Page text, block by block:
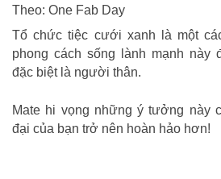
Theo: One Fab Day
Tổ chức tiệc cưới xanh là một
phong cách sống lành mạnh này
đặc biệt là người thân.
Mate hi vọng những ý tưởng này
đại của bạn trở nên hoàn hảo hơn!